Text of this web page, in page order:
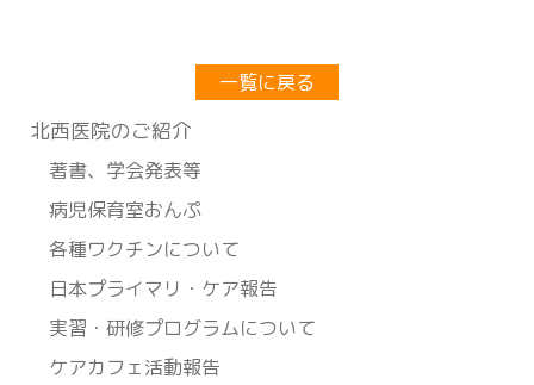
一覧に戻る
北⻄医院のご紹介
著書、学会発表等
病児保育室おんぷ
各種ワクチンについて
日本プライマリ・ケア報告
実習・研修プログラムについて
ケアカフェ活動報告